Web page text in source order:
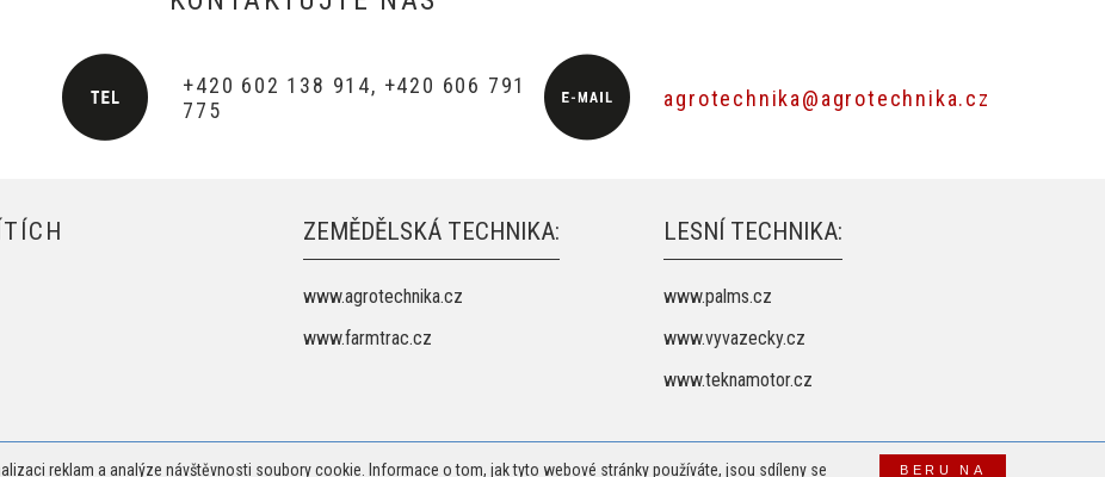
+420 602 138 914, +420 606 791
775
agrotechnika@agrotechnika.cz
ZEMĚDĚLSKÁ TECHNIKA:
www.agrotechnika.cz
www.farmtrac.cz
LESNÍ TECHNIKA:
www.palms.cz
www.vyvazecky.cz
www.teknamotor.cz
reklam a analýze návštěvnosti soubory cookie. Informace o tom, jak tyto webové stránky používáte, jsou sdíleny se BERU NA